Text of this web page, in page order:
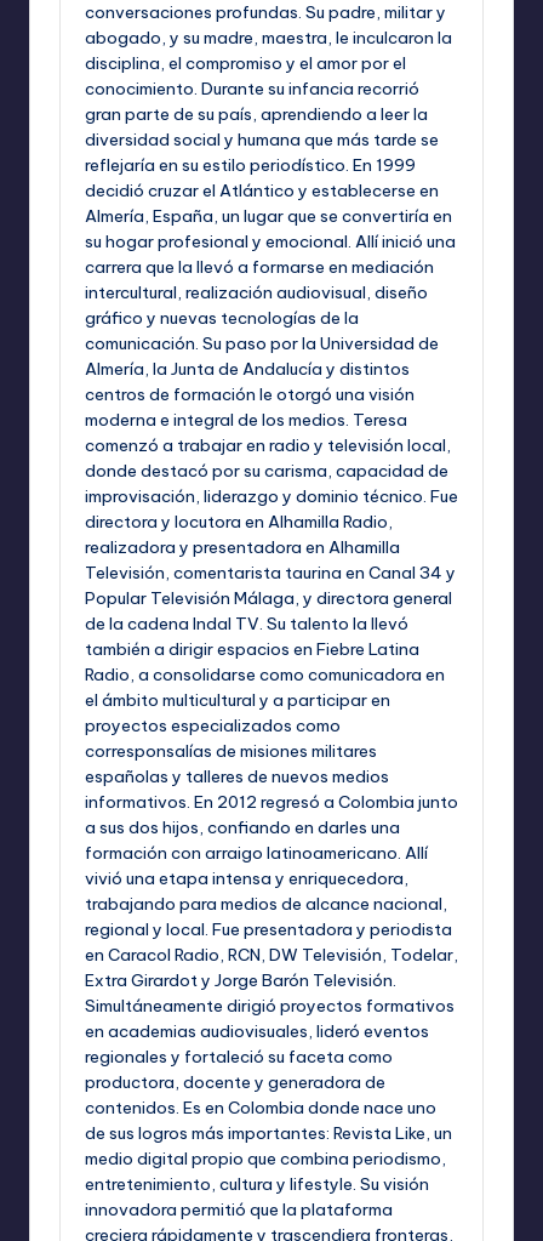
conversaciones profundas. Su padre, militar y
abogado, y su madre, maestra, le inculcaron la
disciplina, el compromiso y el amor por el
conocimiento. Durante su infancia recorrió
gran parte de su país, aprendiendo a leer la
diversidad social y humana que más tarde se
reflejaría en su estilo periodístico. En 1999
decidió cruzar el Atlántico y establecerse en
Almería, España, un lugar que se convertiría en
su hogar profesional y emocional. Allí inició una
carrera que la llevó a formarse en mediación
intercultural, realización audiovisual, diseño
gráfico y nuevas tecnologías de la
comunicación. Su paso por la Universidad de
Almería, la Junta de Andalucía y distintos
centros de formación le otorgó una visión
moderna e integral de los medios. Teresa
comenzó a trabajar en radio y televisión local,
donde destacó por su carisma, capacidad de
improvisación, liderazgo y dominio técnico. Fue
directora y locutora en Alhamilla Radio,
realizadora y presentadora en Alhamilla
Televisión, comentarista taurina en Canal 34 y
Popular Televisión Málaga, y directora general
de la cadena Indal TV. Su talento la llevó
también a dirigir espacios en Fiebre Latina
Radio, a consolidarse como comunicadora en
el ámbito multicultural y a participar en
proyectos especializados como
corresponsalías de misiones militares
españolas y talleres de nuevos medios
informativos. En 2012 regresó a Colombia junto
a sus dos hijos, confiando en darles una
formación con arraigo latinoamericano. Allí
vivió una etapa intensa y enriquecedora,
trabajando para medios de alcance nacional,
regional y local. Fue presentadora y periodista
en Caracol Radio, RCN, DW Televisión, Todelar,
Extra Girardot y Jorge Barón Televisión.
Simultáneamente dirigió proyectos formativos
en academias audiovisuales, lideró eventos
regionales y fortaleció su faceta como
productora, docente y generadora de
contenidos. Es en Colombia donde nace uno
de sus logros más importantes: Revista Like, un
medio digital propio que combina periodismo,
entretenimiento, cultura y lifestyle. Su visión
innovadora permitió que la plataforma
creciera rápidamente y trascendiera fronteras,